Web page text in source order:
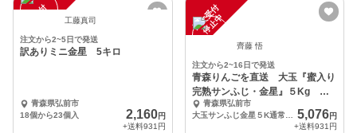
注
文
受
付
停
止 工藤真司
注文から2~5日で発送
訳ありミニ金星 5キロ
青森県弘前市
18個から23個入
2,160円
+送料931円
注
文
受
付
停
止
中
齊藤 悟
注文から2~16日で発送
青森りんごを直送 大玉『蜜入り
完熟サンふじ・金星』５Kg １
２個入り
青森県弘前市
5,076円
+送料931円